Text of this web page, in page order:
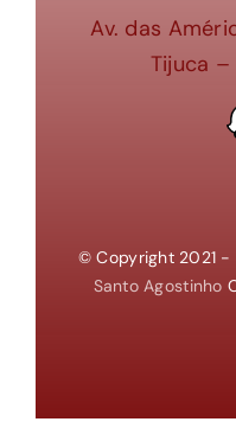
Av. das
Tijuca –
© Copyright 2021
Santo Agostinho